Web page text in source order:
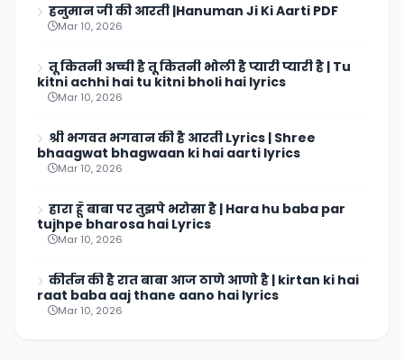
हनुमान जी की आरती |Hanuman Ji Ki Aarti PDF
Mar 10, 2026
kitni achhi hai tu kitni bholi hai lyrics
Mar 10, 2026
bhaagwat bhagwaan ki hai aarti lyrics
Mar 10, 2026
tujhpe bharosa hai Lyrics
Mar 10, 2026
raat baba aaj thane aano hai lyrics
Mar 10, 2026